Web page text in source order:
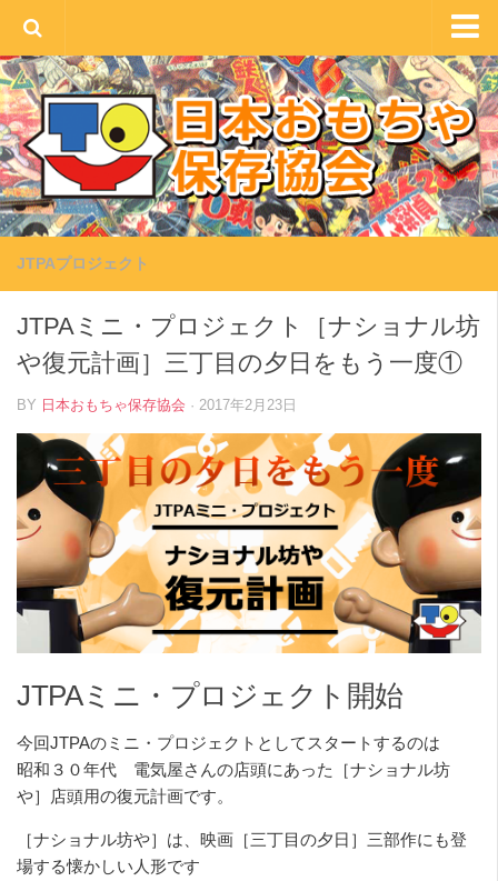
HOME
JTPAとは
メンバー募集
レンタル案内
環境への取り組み
コンタクト
JTPAプロジェクト
JTPAミニ・プロジェクト［ナショナル坊
や復元計画］三丁目の夕日をもう一度①
BY 日本おもちゃ保存協会 · 2017年2月23日
JTPAミニ・プロジェクト開始
今回JTPAのミニ・プロジェクトとしてスタートするのは
昭和３０年代 電気屋さんの店頭にあった［ナショナル坊
や］店頭用の復元計画です。
［ナショナル坊や］は、映画［三丁目の夕日］三部作にも登
場する懐かしい人形です